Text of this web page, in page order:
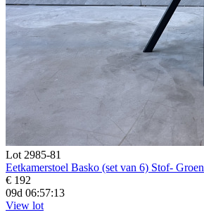
Lot 2985-81
Eetkamerstoel Basko (set van 6) Stof- Groen
€ 192
09d 06:57:11
View lot